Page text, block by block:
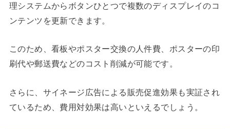
理システムからボタンひとつで複数のディスプレイのコ
ンテンツを更新できます。
このため、看板やポスター交換の人件費、ポスターの印
刷代や郵送費などのコスト削減が可能です。
さらに、サイネージ広告による販売促進効果も実証され
ているため、費用対効果は高いといえるでしょう。